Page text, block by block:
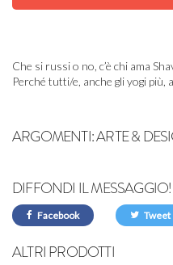
Che si russi o no, c’è chi ama
Perché tutti/e, anche gli yogi più,
ARGOMENTI:ARTE &
DIFFONDI IL MESSAGGIO!
Facebook Tweet
ALTRI PRODOTTI